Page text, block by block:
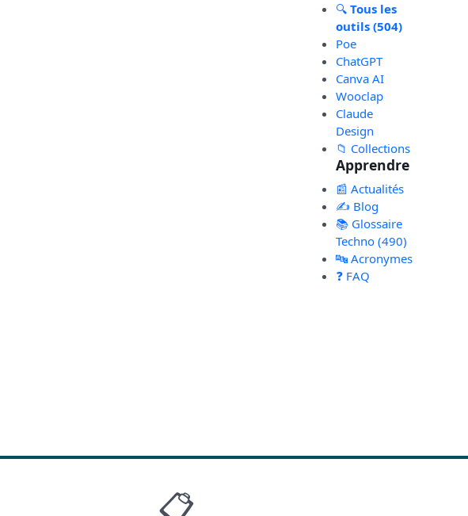
🔍Tous les
outils (504)
Poe
ChatGPT
Canva AI
Wooclap
Claude
Design
📁 Collections
Apprendre
📰 Actualités
✍️ Blog
📚 Glossaire
Techno (490)
🔤 Acronymes
❓ FAQ